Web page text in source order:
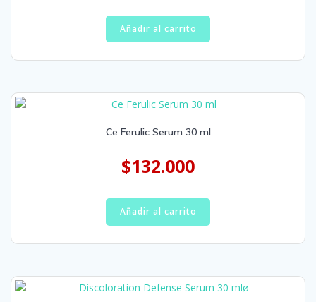
Añadir al carrito
Ce Ferulic Serum 30 ml
$132.000
Añadir al carrito